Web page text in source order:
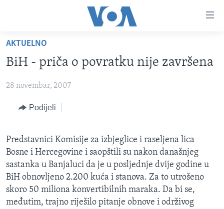
glavni
sadržaj
na
navigaciju
na
pretragu
FOTOGRAFIJE DANA
VIJESTI
BOSNA I HERCEGOVINA
SVIJET
SPECIJALNI PROJEKTI
KORUPCIJA
SLOBODA MEDIJA
ŽENSKA STRANA
AKTUELNO
BiH - priča o povratku nije završena
28 novembar, 2007
Podijeli
Predstavnici Komisije za izbjeglice i raseljena lica
Bosne i Hercegovine i saopštili su nakon današnjeg
sastanka u Banjaluci da je u posljednje dvije godine u
BiH obnovljeno 2.200 kuća i stanova. Za to utrošeno
skoro 50 miliona konvertibilnih maraka. Da bi se,
međutim, trajno riješilo pitanje obnove i održivog